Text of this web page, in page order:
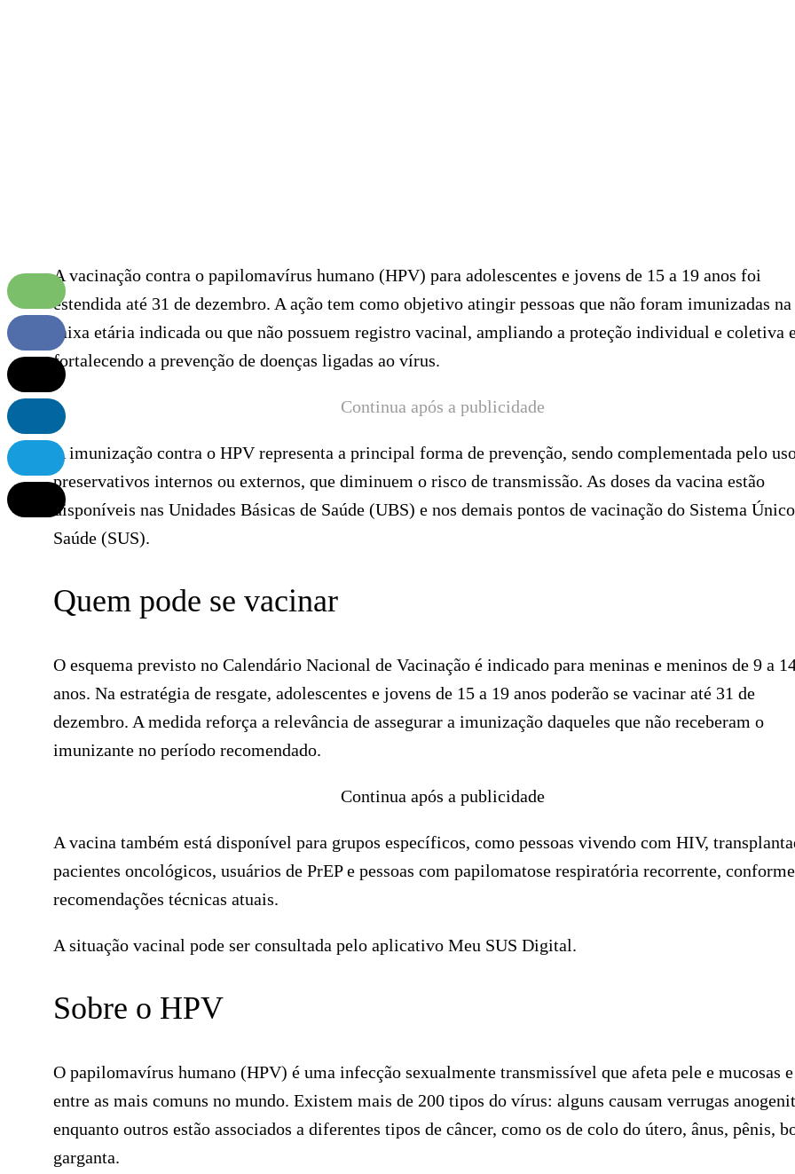
A vacinação contra o papilomavírus humano (HPV) para adolescentes e jovens de 15 a 19 anos foi
estendida até 31 de dezembro. A ação tem como objetivo atingir pessoas que não foram imunizadas na
faixa etária indicada ou que não possuem registro vacinal, ampliando a proteção individual e coletiva
fortalecendo a prevenção de doenças ligadas ao vírus.
Continua após a publicidade
A imunização contra o HPV representa a principal forma de prevenção, sendo complementada pelo
preservativos internos ou externos, que diminuem o risco de transmissão. As doses da vacina estão
disponíveis nas Unidades Básicas de Saúde (UBS) e nos demais pontos de vacinação do Sistema
Saúde (SUS).
Quem pode se vacinar
O esquema previsto no Calendário Nacional de Vacinação é indicado para meninas e meninos de 9 a
anos. Na estratégia de resgate, adolescentes e jovens de 15 a 19 anos poderão se vacinar até 31 de
dezembro. A medida reforça a relevância de assegurar a imunização daqueles que não receberam o
imunizante no período recomendado.
Continua após a publicidade
A vacina também está disponível para grupos específicos, como pessoas vivendo com HIV,
pacientes oncológicos, usuários de PrEP e pessoas com papilomatose respiratória recorrente,
recomendações técnicas atuais.
A situação vacinal pode ser consultada pelo aplicativo Meu SUS Digital.
Sobre o HPV
O papilomavírus humano (HPV) é uma infecção sexualmente transmissível que afeta pele e mucosas e
entre as mais comuns no mundo. Existem mais de 200 tipos do vírus: alguns causam verrugas
enquanto outros estão associados a diferentes tipos de câncer, como os de colo do útero, ânus, pênis,
garganta.